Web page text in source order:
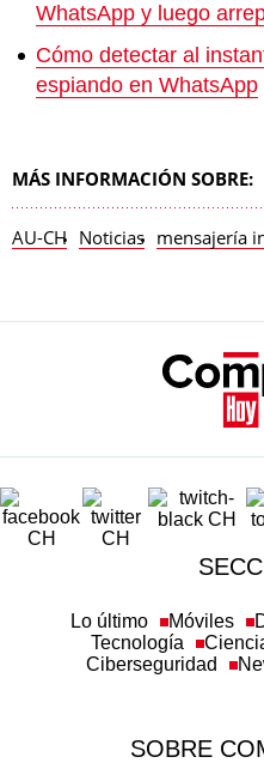
WhatsApp y luego
Cómo detectar al
espiando en WhatsApp
MÁS INFORMACIÓN SOBRE:
AU-CH Noticias mensajería
Lo último Móviles
Tecnología
Ciberseguridad
SOBRE